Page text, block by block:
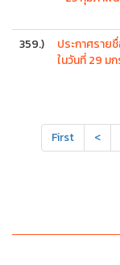
359.)
ประกาศราย
ในวันที่ 29 ม
First <